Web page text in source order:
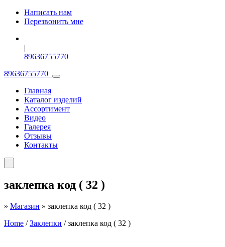
Написать нам
Перезвонить мне
|
89636755770
89636755770
Главная
Каталог изделий
Ассортимент
Видео
Галерея
Отзывы
Контакты
заклепка код ( 32 )
» Магазин » заклепка код ( 32 )
Home /Заклепки / заклепка код ( 32 )